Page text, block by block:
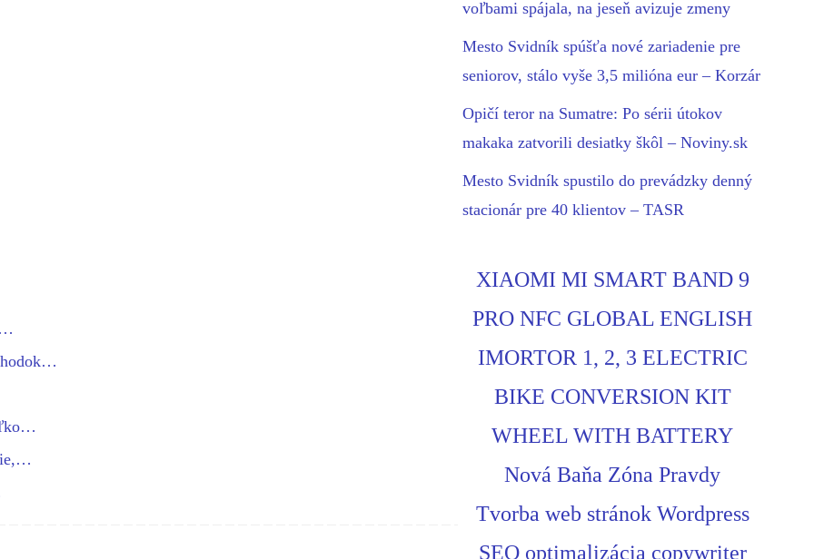
voľbami spájala, na jeseň avizuje zmeny
Mesto Svidník spúšťa nové zariadenie pre
seniorov, stálo vyše 3,5 milióna eur – Korzár
Opičí teror na Sumatre: Po sérii útokov
makaka zatvorili desiatky škôl – Noviny.sk
Mesto Svidník spustilo do prevádzky denný
stacionár pre 40 klientov – TASR
XIAOMI MI SMART BAND 9
PRO NFC GLOBAL ENGLISH
IMORTOR 1, 2, 3 ELECTRIC
BIKE CONVERSION KIT
WHEEL WITH BATTERY
Nová Baňa Zóna Pravdy
Tvorba web stránok Wordpress
SEO optimalizácia copywriter